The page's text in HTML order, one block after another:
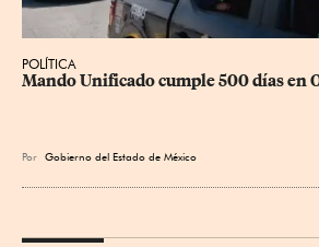
POLÍTICA
Mando Unificado cumple 500 días en
Por Gobierno del Estado de México